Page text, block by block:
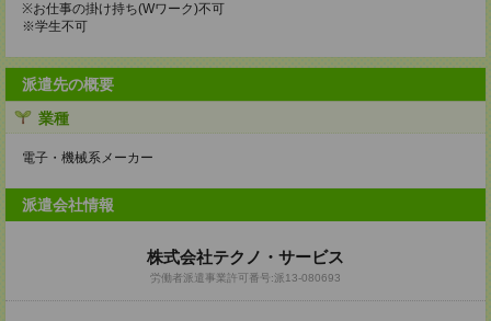
※お仕事の掛け持ち(Wワーク)不可
※学生不可
派遣先の概要
業種
電子・機械系メーカー
派遣会社情報
株式会社テクノ・サービス
労働者派遣事業許可番号:派13-080693